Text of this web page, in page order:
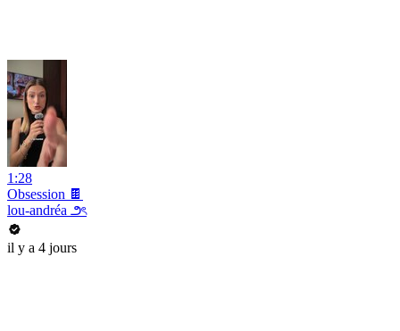
1:28
Obsession 🍫
lou-andréa ౨ৎ
il y a 4 jours